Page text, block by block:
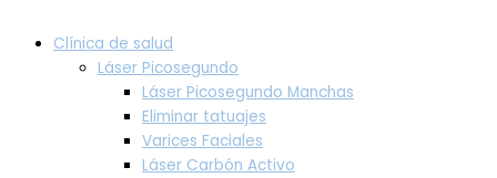
Clínica de salud
Láser Picosegundo
Láser Picosegundo Manchas
Eliminar tatuajes
Varices Faciales
Láser Carbón Activo